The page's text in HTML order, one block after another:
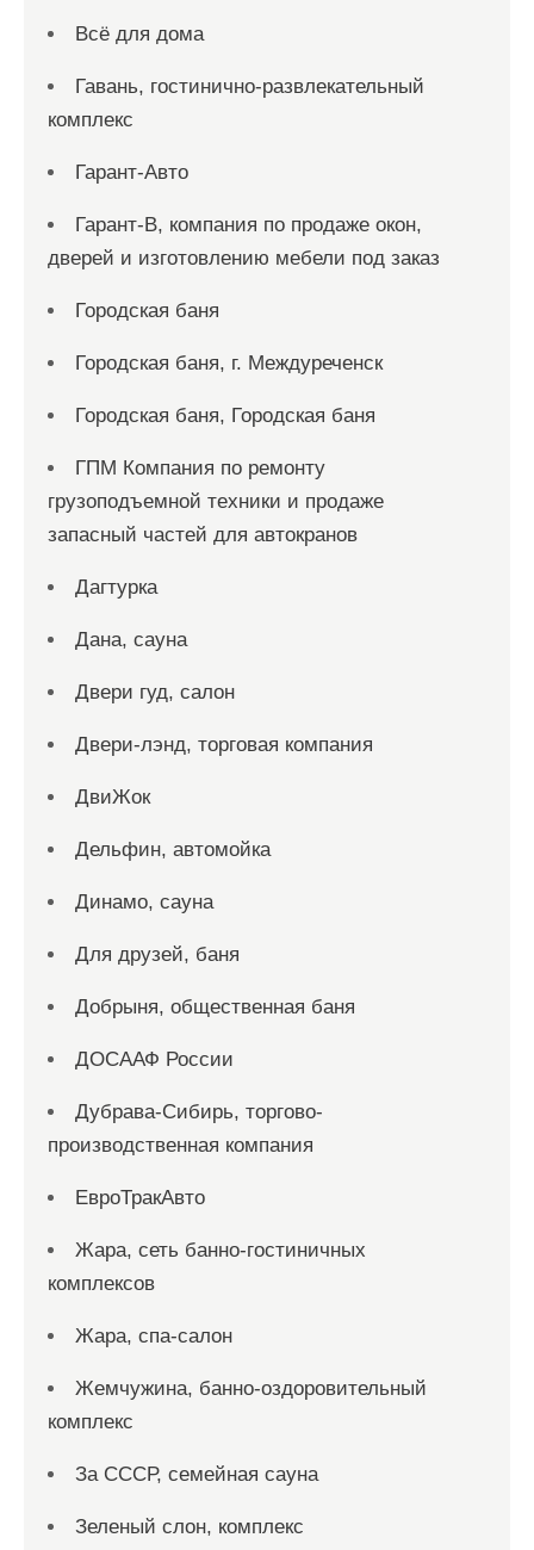
Всё для дома
Гавань, гостинично-развлекательный
комплекс
Гарант-Авто
Гарант-В, компания по продаже окон,
дверей и изготовлению мебели под заказ
Городская баня
Городская баня, г. Междуреченск
Городская баня, Городская баня
ГПМ Компания по ремонту
грузоподъемной техники и продаже
запасный частей для автокранов
Дагтурка
Дана, сауна
Двери гуд, салон
Двери-лэнд, торговая компания
ДвиЖок
Дельфин, автомойка
Динамо, сауна
Для друзей, баня
Добрыня, общественная баня
ДОСААФ России
Дубрава-Сибирь, торгово-
производственная компания
ЕвроТракАвто
Жара, сеть банно-гостиничных
комплексов
Жара, спа-салон
Жемчужина, банно-оздоровительный
комплекс
За СССР, семейная сауна
Зеленый слон, комплекс